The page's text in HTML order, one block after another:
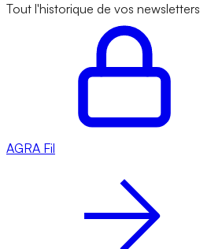
Tout l'historique de vos
AGRA Fil